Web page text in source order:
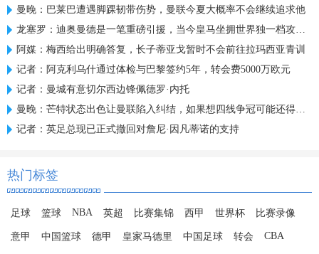
曼晚：巴莱巴遭遇脚踝韧带伤势，曼联今夏大概率不会继续追求他
龙塞罗：迪奥曼德是一笔重磅引援，当今皇马坐拥世界独一档攻击线
阿媒：梅西给出明确答复，长子蒂亚戈暂时不会前往拉玛西亚青训
记者：阿克利乌什通过体检与巴黎签约5年，转会费5000万欧元
记者：曼城有意切尔西边锋佩德罗·内托
曼晚：芒特状态出色让曼联陷入纠结，如果想四线争冠可能还得买人
记者：英足总现已正式撤回对詹尼·因凡蒂诺的支持
热门标签
足球 篮球 NBA 英超 比赛集锦 西甲 世界杯 比赛录像
意甲 中国篮球 德甲 皇家马德里 中国足球 转会 CBA